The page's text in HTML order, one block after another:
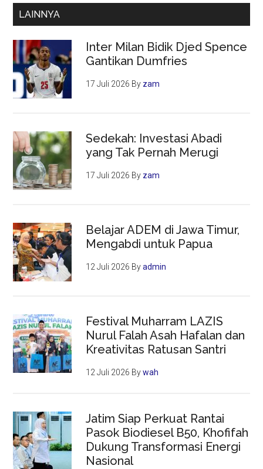
Dibuka
Perguruan
LAINNYA
Inter Milan Bidik Djed Spence
Gantikan Dumfries
17 Juli 2026 By zam
Sedekah: Investasi Abadi
yang Tak Pernah Merugi
17 Juli 2026 By zam
Belajar ADEM di Jawa Timur,
Mengabdi untuk Papua
12 Juli 2026 Byadmin
Festival Muharram LAZIS
Nurul Falah Asah Hafalan dan
Kreativitas Ratusan Santri
12 Juli 2026 Bywah
Jatim Siap Perkuat Rantai
Pasok Biodiesel B50, Khofifah
Dukung Transformasi Energi
Nasional